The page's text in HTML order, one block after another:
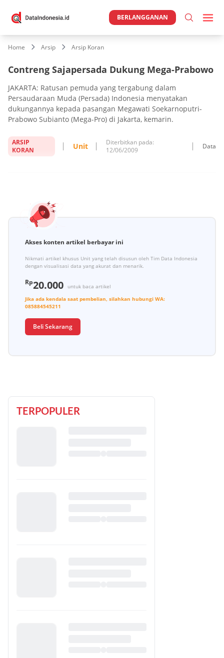
BERLANGGANAN
Home Arsip Arsip Koran
Contreng Sajapersada Dukung Mega-Prabowo
JAKARTA: Ratusan pemuda yang tergabung dalam
Persaudaraan Muda (Persada) Indonesia menyatakan
dukungannya kepada pasangan Megawati Soekarnoputri-
Prabowo Subianto (Mega-Pro) di Jakarta, kemarin.
ARSIP
KORAN
Unit
Diterbitkan pada:
12/06/2009
Data
Akses konten artikel berbayar ini
Nikmati artikel khusus Unit yang telah disusun oleh Tim Data Indonesia
dengan visualisasi data yang akurat dan menarik.
Rp20.000
untuk baca artikel
Jika ada kendala saat pembelian, silahkan hubungi WA:
085884545211
Beli Sekarang
TERPOPULER